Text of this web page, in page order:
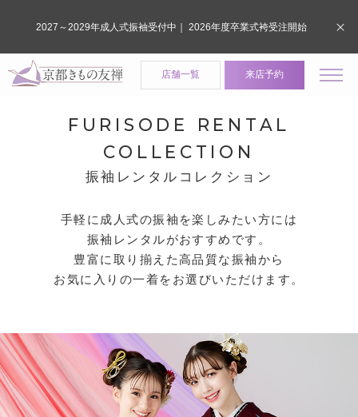
店舗一覧 来店予約
FURISODE RENTAL
COLLECTION
振袖レンタルコレクション
手軽に成人式の振袖を楽しみたい方には
振袖レンタルがおすすめです。
豊富に取り揃えた高品質な振袖から
お気に入りの一着をお選びいただけます。
2027～2029年成人式振袖受付中｜ 2026年度卒業式袴受注開始